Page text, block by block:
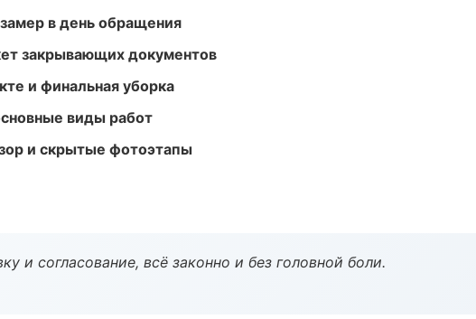
в день обращения
закрывающих документов
и финальная уборка
виды работ
и скрытые фотоэтапы
и согласование, всё законно и без головной боли.